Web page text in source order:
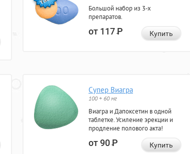
Большой набор из 3-х
препаратов.
от 117Р Купить
Супер Виагра
100 + 60 мг
Виагра и Дапоксетин в одной
таблетке. Усиление эрекции и
продление полового акта!
от 90Р Купить